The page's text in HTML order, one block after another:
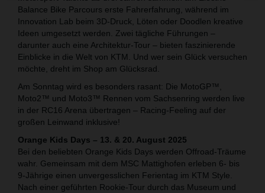
Balance Bike Parcours erste Fahrerfahrung, während im
Innovation Lab beim 3D-Druck, Löten oder Doodlen kreative
Ideen umgesetzt werden. Zwei tägliche Führungen –
darunter auch eine Architektur-Tour – bieten faszinierende
Einblicke in die Welt von KTM. Und wer sein Glück versuchen
möchte, dreht im Shop am Glücksrad.
Am Sonntag wird es besonders rasant: Die MotoGP™,
Moto2™ und Moto3™ Rennen vom Sachsenring werden live
in der RC16 Arena übertragen – Racing-Feeling auf der
großen Leinwand inklusive!
Orange Kids Days – 13. & 20. August 2025
Bei den beliebten Orange Kids Days werden Offroad-Träume
wahr. Gemeinsam mit dem MSC Mattighofen erleben 6- bis
9-Jährige einen unvergesslichen Ferientag im KTM Style.
Nach einer geführten Rookie-Tour durch das Museum und